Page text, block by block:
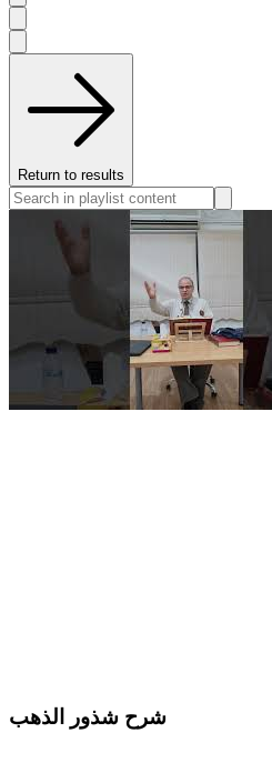
Return to results
شرح شذور الذهب